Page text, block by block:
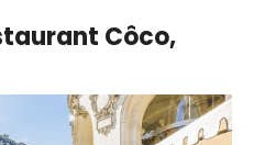
Côco,